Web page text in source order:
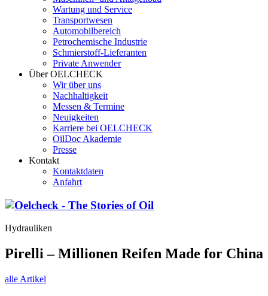
Wartung und Service
Transportwesen
Automobilbereich
Petrochemische Industrie
Schmierstoff-Lieferanten
Private Anwender
Über OELCHECK
Wir über uns
Nachhaltigkeit
Messen & Termine
Neuigkeiten
Karriere bei OELCHECK
OilDoc Akademie
Presse
Kontakt
Kontaktdaten
Anfahrt
Hydrauliken
Pirelli – Millionen Reifen Made for China
alle Artikel